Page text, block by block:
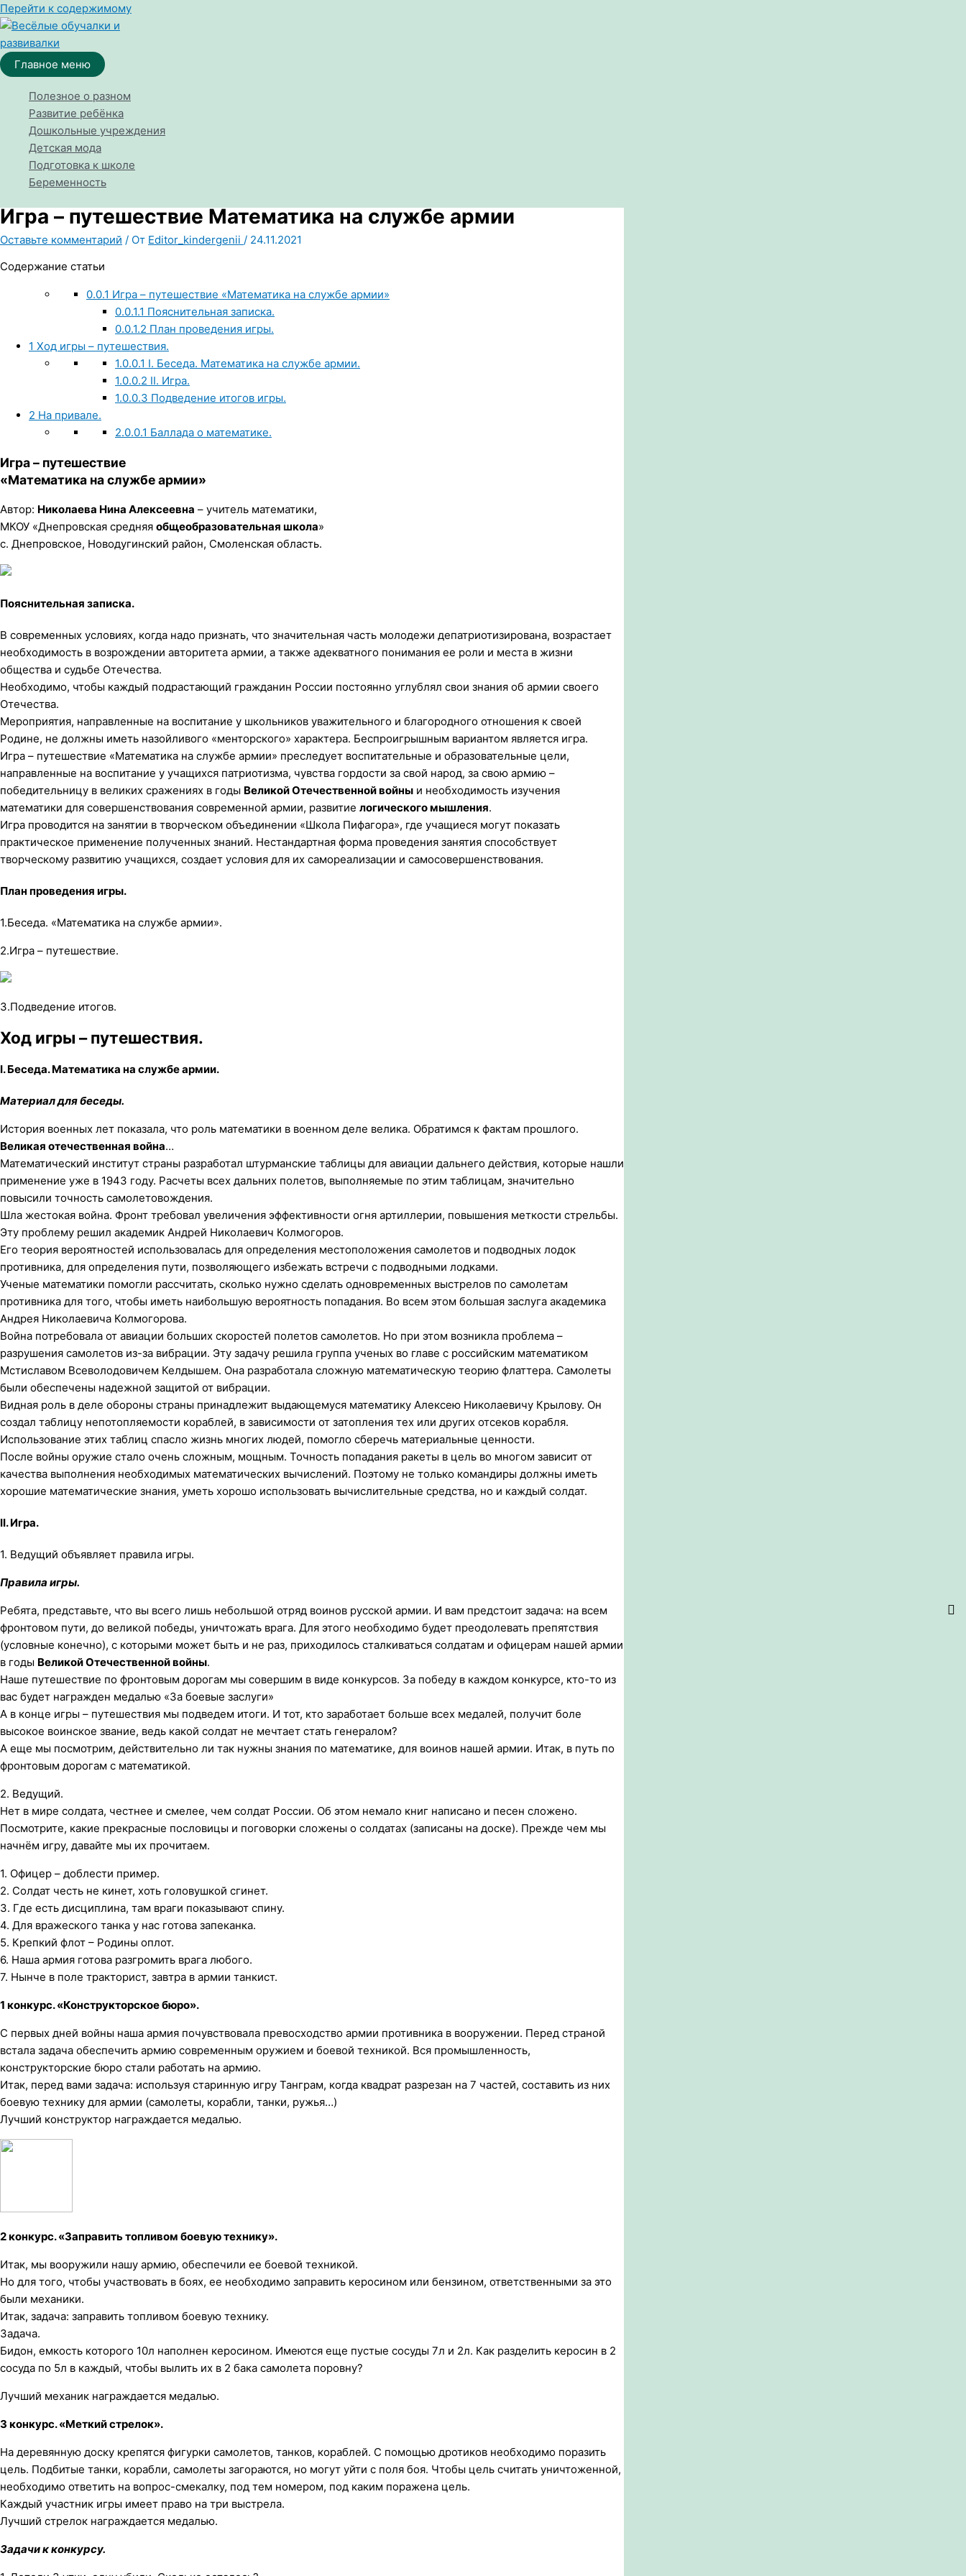
Перейти к содержимому
Главное меню
Полезное о разном
Развитие ребёнка
Дошкольные учреждения
Детская мода
Подготовка к школе
Беременность
Игра – путешествие Математика на службе армии
Оставьте комментарий / От Editor_kindergenii / 24.11.2021
Содержание статьи
0.0.1 Игра – путешествие «Математика на службе армии»
0.0.1.1 Пояснительная записка.
0.0.1.2 План проведения игры.
1 Ход игры – путешествия.
1.0.0.1 I. Беседа. Математика на службе армии.
1.0.0.2 II. Игра.
1.0.0.3 Подведение итогов игры.
2 На привале.
2.0.0.1 Баллада о математике.
Игра – путешествие
«Математика на службе армии»
Автор: Николаева Нина Алексеевна – учитель математики,
МКОУ «Днепровская средняя общеобразовательная школа»
с. Днепровское, Новодугинский район, Смоленская область.
Пояснительная записка.
В современных условиях, когда надо признать, что значительная часть молодежи депатриотизирована, возрастает
необходимость в возрождении авторитета армии, а также адекватного понимания ее роли и места в жизни
общества и судьбе Отечества.
Необходимо, чтобы каждый подрастающий гражданин России постоянно углублял свои знания об армии своего
Отечества.
Мероприятия, направленные на воспитание у школьников уважительного и благородного отношения к своей
Родине, не должны иметь назойливого «менторского» характера. Беспроигрышным вариантом является игра.
Игра – путешествие «Математика на службе армии» преследует воспитательные и образовательные цели,
направленные на воспитание у учащихся патриотизма, чувства гордости за свой народ, за свою армию –
победительницу в великих сражениях в годы Великой Отечественной войны и необходимость изучения
математики для совершенствования современной армии, развитие логического мышления.
Игра проводится на занятии в творческом объединении «Школа Пифагора», где учащиеся могут показать
практическое применение полученных знаний. Нестандартная форма проведения занятия способствует
творческому развитию учащихся, создает условия для их самореализации и самосовершенствования.
План проведения игры.
1.Беседа. «Математика на службе армии».
2.Игра – путешествие.
3.Подведение итогов.
Ход игры – путешествия.
I. Беседа. Математика на службе армии.
Материал для беседы.
История военных лет показала, что роль математики в военном деле велика. Обратимся к фактам прошлого.
Великая отечественная война…
Математический институт страны разработал штурманские таблицы для авиации дальнего действия, которые нашли
применение уже в 1943 году. Расчеты всех дальних полетов, выполняемые по этим таблицам, значительно
повысили точность самолетовождения.
Шла жестокая война. Фронт требовал увеличения эффективности огня артиллерии, повышения меткости стрельбы.
Эту проблему решил академик Андрей Николаевич Колмогоров.
Его теория вероятностей использовалась для определения местоположения самолетов и подводных лодок
противника, для определения пути, позволяющего избежать встречи с подводными лодками.
Ученые математики помогли рассчитать, сколько нужно сделать одновременных выстрелов по самолетам
противника для того, чтобы иметь наибольшую вероятность попадания. Во всем этом большая заслуга академика
Андрея Николаевича Колмогорова.
Война потребовала от авиации больших скоростей полетов самолетов. Но при этом возникла проблема –
разрушения самолетов из-за вибрации. Эту задачу решила группа ученых во главе с российским математиком
Мстиславом Всеволодовичем Келдышем. Она разработала сложную математическую теорию флаттера. Самолеты
были обеспечены надежной защитой от вибрации.
Видная роль в деле обороны страны принадлежит выдающемуся математику Алексею Николаевичу Крылову. Он
создал таблицу непотопляемости кораблей, в зависимости от затопления тех или других отсеков корабля.
Использование этих таблиц спасло жизнь многих людей, помогло сберечь материальные ценности.
После войны оружие стало очень сложным, мощным. Точность попадания ракеты в цель во многом зависит от
качества выполнения необходимых математических вычислений. Поэтому не только командиры должны иметь
хорошие математические знания, уметь хорошо использовать вычислительные средства, но и каждый солдат.
II. Игра.
1. Ведущий объявляет правила игры.
Правила игры.
Ребята, представьте, что вы всего лишь небольшой отряд воинов русской армии. И вам предстоит задача: на всем
фронтовом пути, до великой победы, уничтожать врага. Для этого необходимо будет преодолевать препятствия
(условные конечно), с которыми может быть и не раз, приходилось сталкиваться солдатам и офицерам нашей армии
в годы Великой Отечественной войны.
Наше путешествие по фронтовым дорогам мы совершим в виде конкурсов. За победу в каждом конкурсе, кто-то из
вас будет награжден медалью «За боевые заслуги»
А в конце игры – путешествия мы подведем итоги. И тот, кто заработает больше всех медалей, получит боле
высокое воинское звание, ведь какой солдат не мечтает стать генералом?
А еще мы посмотрим, действительно ли так нужны знания по математике, для воинов нашей армии. Итак, в путь по
фронтовым дорогам с математикой.
2. Ведущий.
Нет в мире солдата, честнее и смелее, чем солдат России. Об этом немало книг написано и песен сложено.
Посмотрите, какие прекрасные пословицы и поговорки сложены о солдатах (записаны на доске). Прежде чем мы
начнём игру, давайте мы их прочитаем.
1. Офицер – доблести пример.
2. Солдат честь не кинет, хоть головушкой сгинет.
3. Где есть дисциплина, там враги показывают спину.
4. Для вражеского танка у нас готова запеканка.
5. Крепкий флот – Родины оплот.
6. Наша армия готова разгромить врага любого.
7. Нынче в поле тракторист, завтра в армии танкист.
1 конкурс. «Конструкторское бюро».
С первых дней войны наша армия почувствовала превосходство армии противника в вооружении. Перед страной
встала задача обеспечить армию современным оружием и боевой техникой. Вся промышленность,
конструкторские бюро стали работать на армию.
Итак, перед вами задача: используя старинную игру Танграм, когда квадрат разрезан на 7 частей, составить из них
боевую технику для армии (самолеты, корабли, танки, ружья…)
Лучший конструктор награждается медалью.
2 конкурс. «Заправить топливом боевую технику».
Итак, мы вооружили нашу армию, обеспечили ее боевой техникой.
Но для того, чтобы участвовать в боях, ее необходимо заправить керосином или бензином, ответственными за это
были механики.
Итак, задача: заправить топливом боевую технику.
Задача.
Бидон, емкость которого 10л наполнен керосином. Имеются еще пустые сосуды 7л и 2л. Как разделить керосин в 2
сосуда по 5л в каждый, чтобы вылить их в 2 бака самолета поровну?
Лучший механик награждается медалью.
3 конкурс. «Меткий стрелок».
На деревянную доску крепятся фигурки самолетов, танков, кораблей. С помощью дротиков необходимо поразить
цель. Подбитые танки, корабли, самолеты загораются, но могут уйти с поля боя. Чтобы цель считать уничтоженной,
необходимо ответить на вопрос-смекалку, под тем номером, под каким поражена цель.
Каждый участник игры имеет право на три выстрела.
Лучший стрелок награждается медалью.
Задачи к конкурсу.